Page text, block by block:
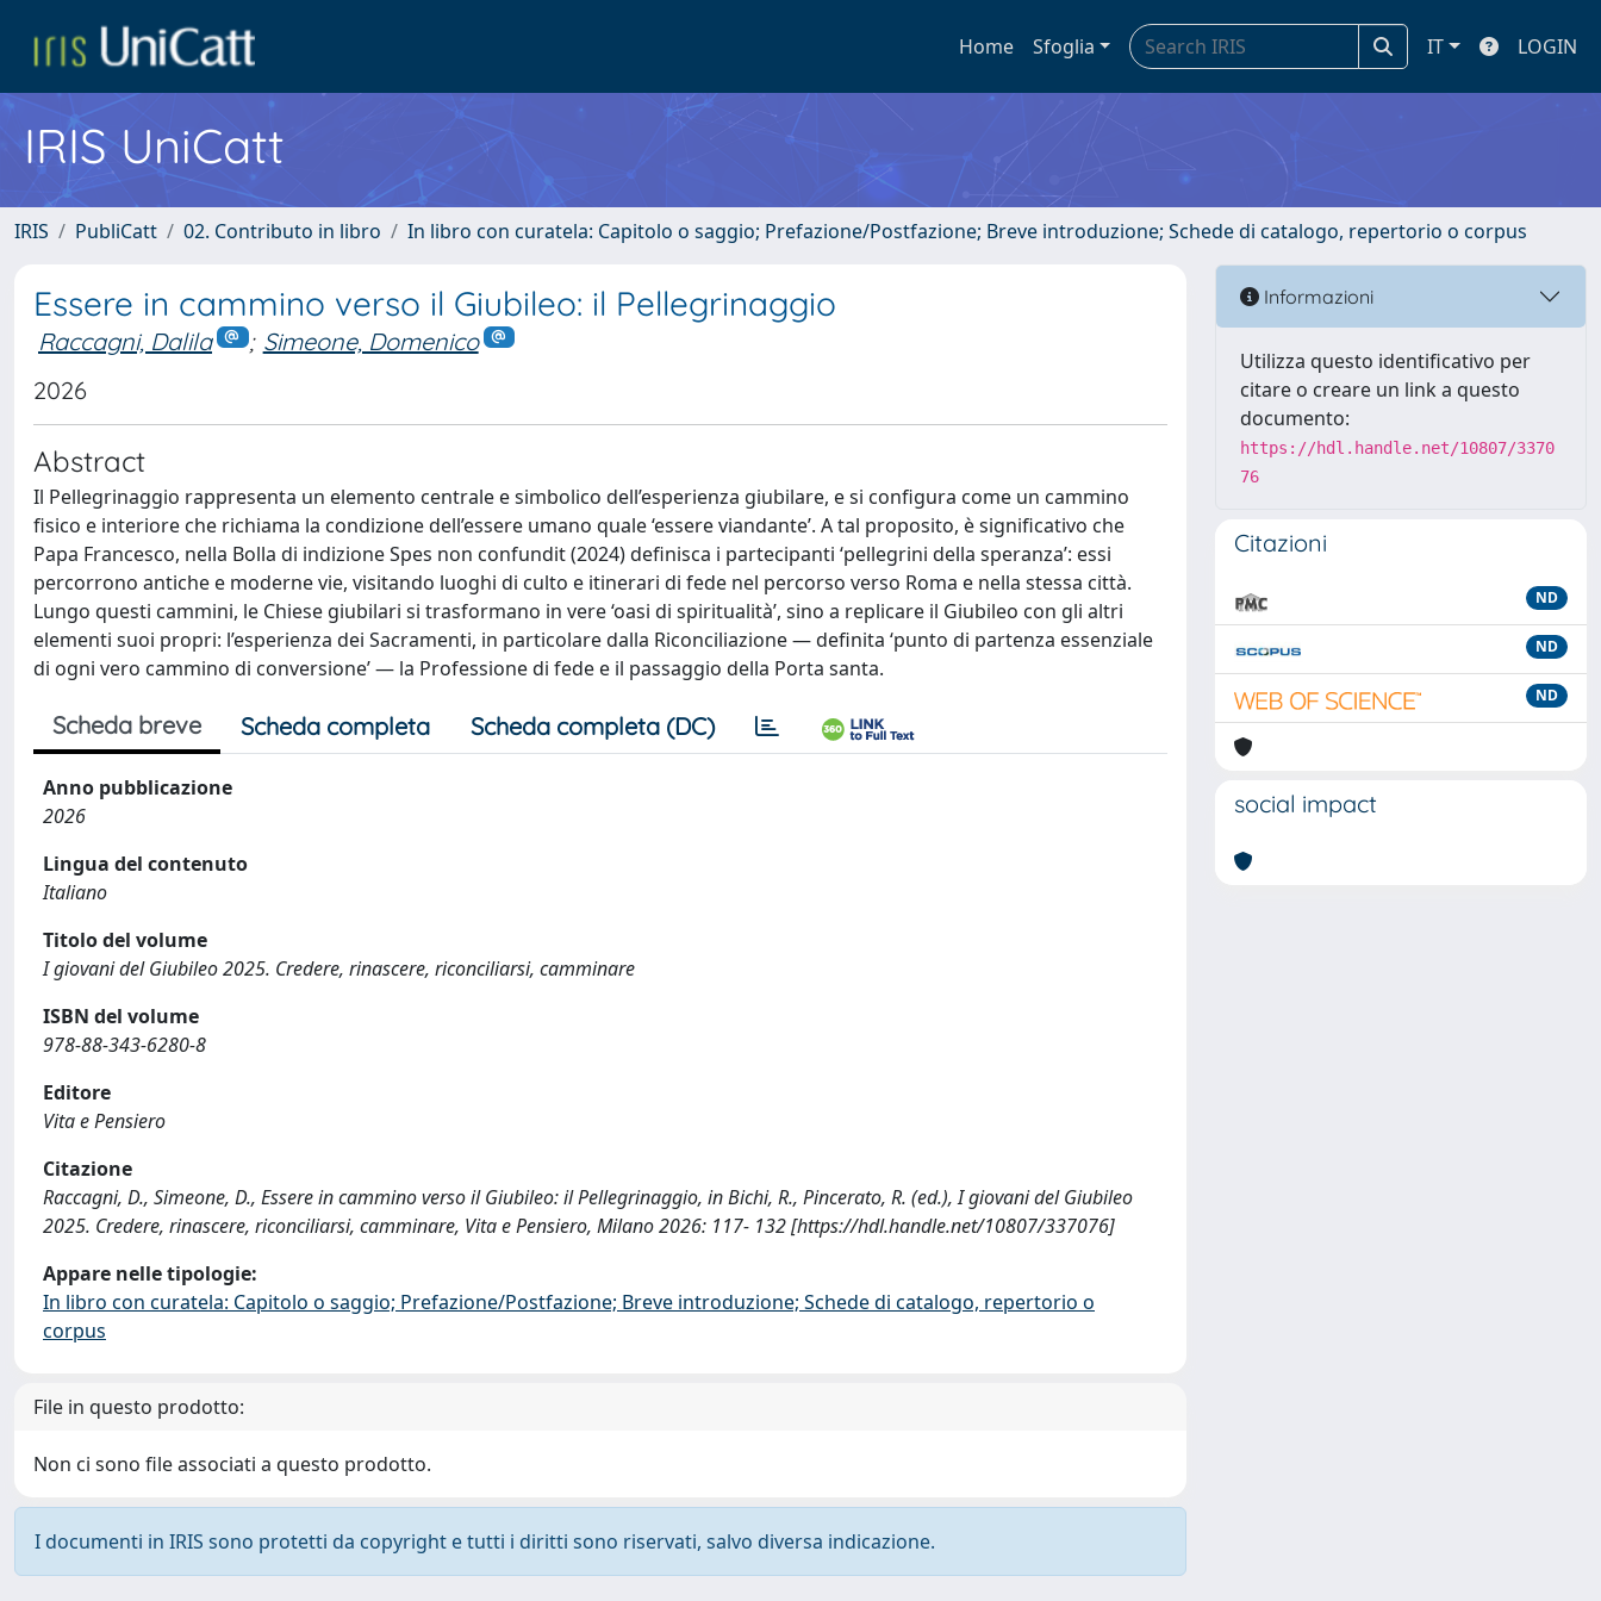
Home Sfoglia IT LOGIN
IRIS UniCatt
IRIS PubliCatt 02. Contributo in libro In libro con curatela: Capitolo o saggio; Prefazione/Postfazione; Breve introduzione; Schede di catalogo, repertorio o corpus
Essere in cammino verso il Giubileo: il Pellegrinaggio
Raccagni, Dalila ; Simeone, Domenico
2026
Abstract
Il Pellegrinaggio rappresenta un elemento centrale e simbolico dell’esperienza giubilare, e si configura come un cammino
fisico e interiore che richiama la condizione dell’essere umano quale ‘essere viandante’. A tal proposito, è significativo che
Papa Francesco, nella Bolla di indizione Spes non confundit (2024) definisca i partecipanti ‘pellegrini della speranza’: essi
percorrono antiche e moderne vie, visitando luoghi di culto e itinerari di fede nel percorso verso Roma e nella stessa città.
Lungo questi cammini, le Chiese giubilari si trasformano in vere ‘oasi di spiritualità’, sino a replicare il Giubileo con gli altri
elementi suoi propri: l’esperienza dei Sacramenti, in particolare dalla Riconciliazione — definita ‘punto di partenza essenziale
di ogni vero cammino di conversione’ — la Professione di fede e il passaggio della Porta santa.
Scheda breve Scheda completa Scheda completa (DC)
Anno pubblicazione
2026
Lingua del contenuto
Italiano
Titolo del volume
I giovani del Giubileo 2025. Credere, rinascere, riconciliarsi, camminare
ISBN del volume
978-88-343-6280-8
Editore
Vita e Pensiero
Citazione
Raccagni, D., Simeone, D., Essere in cammino verso il Giubileo: il Pellegrinaggio, in Bichi, R., Pincerato, R. (ed.), I giovani del Giubileo
2025. Credere, rinascere, riconciliarsi, camminare, Vita e Pensiero, Milano 2026: 117- 132 [https://hdl.handle.net/10807/337076]
Appare nelle tipologie:
In libro con curatela: Capitolo o saggio; Prefazione/Postfazione; Breve introduzione; Schede di catalogo, repertorio o
corpus
File in questo prodotto:
Non ci sono file associati a questo prodotto.
I documenti in IRIS sono protetti da copyright e tutti i diritti sono riservati, salvo diversa indicazione.
Informazioni
Utilizza questo identificativo per
citare o creare un link a questo
documento:
https://hdl.handle.net/10807/3370
76
Citazioni
ND
ND
ND
social impact